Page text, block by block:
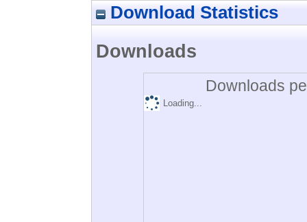
Download Statistics
Downloads
Downloads
Loading...